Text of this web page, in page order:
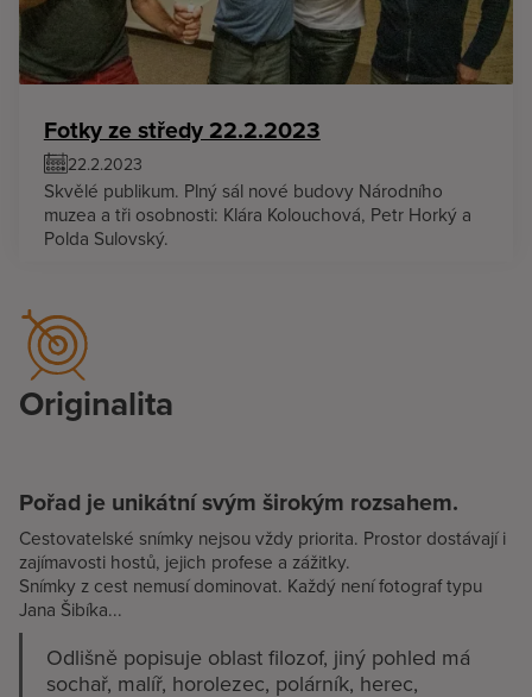
Fotky ze středy 22.2.2023
22.2.2023
Skvělé publikum. Plný sál nové budovy Národního
muzea a tři osobnosti: Klára Kolouchová, Petr Horký a
Polda Sulovský.
Originalita
Pořad je unikátní svým širokým rozsahem.
Cestovatelské snímky nejsou vždy priorita. Prostor dostávají i
zajímavosti hostů, jejich profese a zážitky.
Snímky z cest nemusí dominovat. Každý není fotograf typu
Jana Šibíka...
Odlišně popisuje oblast filozof, jiný pohled má
sochař, malíř, horolezec, polárník, herec,